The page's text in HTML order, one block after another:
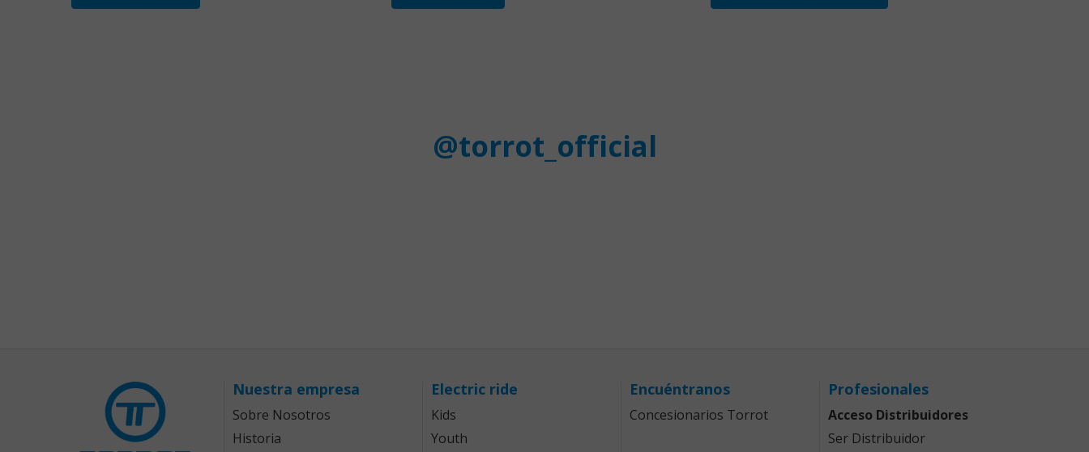
@torrot_official
Nuestra empresa
Sobre Nosotros
Historia
Electric ride
Kids
Youth
Encuéntranos
Concesionarios Torrot
Profesionales
Acceso Distribuidores
Ser Distribuidor